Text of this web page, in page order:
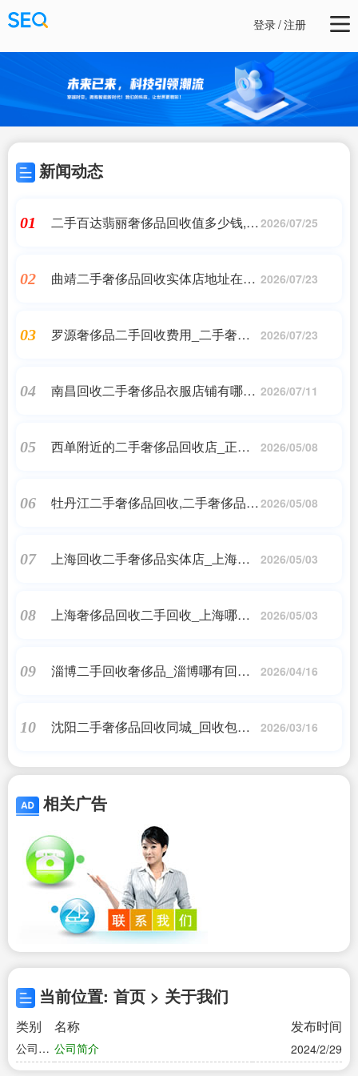
登录/注册
新闻动态
01
二手百达翡丽奢侈品回收值多少钱,二2026/07/25
02
曲靖二手奢侈品回收实体店地址在哪 2026/07/23
03
罗源奢侈品二手回收费用_二手奢侈
2026/07/23
04
南昌回收二手奢侈品衣服店铺有哪些 2026/07/11
05
西单附近的二手奢侈品回收店_正规
2026/05/08
06
牡丹江二手奢侈品回收,二手奢侈品包2026/05/08
07
上海回收二手奢侈品实体店_上海奢
2026/05/03
08
上海奢侈品回收二手回收_上海哪里
2026/05/03
09
淄博二手回收奢侈品_淄博哪有回收
2026/04/16
10
沈阳二手奢侈品回收同城_回收包包
2026/03/16
相关广告
当前位置: 首页 > 关于我们
类别 名称 发布时间
公司简
介
公司简介 2024/2/29